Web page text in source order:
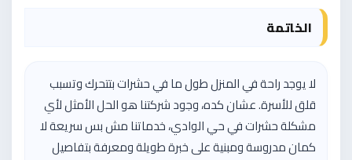
الخاتمة
لا يوجد راحة في المنزل طول ما في حشرات بتتحرك وتسبب
قلق للأسرة. عشان كده، وجود شركتنا هو الحل الأمثل لأي
مشكلة حشرات في حي الوادي، خدماتنا مش بس سريعة لا
كمان مدروسة ومبنية على خبرة طويلة ومعرفة بتفاصيل